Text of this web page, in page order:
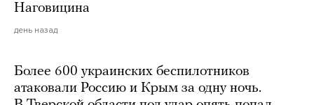
Наговицина
день назад
Более 600 украинских беспилотников
атаковали Россию и Крым за одну ночь.